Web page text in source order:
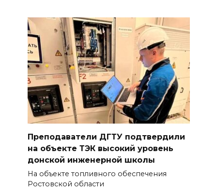
Преподаватели ДГТУ подтвердили
на объекте ТЭК высокий уровень
донской инженерной школы
На объекте топливного обеспечения
Ростовской области